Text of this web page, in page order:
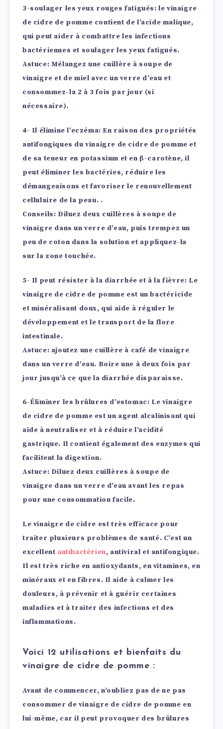
3-soulager les yeux rouges fatigués:le vinaigre
de cidre de pomme contient de l’acide malique,
qui peut aider à combattre les infections
bactériennes et soulager les yeux fatigués.
Astuce: Mélangez une cuillère à soupe de
vinaigre et de miel avec un verre d’eau et
consommez-la 2 à 3 fois par jour (si
nécessaire).
4- Il élimine l’eczéma: En raison des propriétés
antifongiques du vinaigre de cidre de pomme et
de sa teneur en potassium et en β-carotène, il
peut éliminer les bactéries, réduire les
démangeaisons et favoriser le renouvellement
cellulaire de la peau. .
Conseils: Diluez deux cuillères à soupe de
vinaigre dans un verre d’eau, puis trempez un
peu de coton dans la solution et appliquez-la
sur la zone touchée.
5- Il peut résister à la diarrhée et à la fièvre: Le
vinaigre de cidre de pomme est un bactéricide
et minéralisant doux, qui aide à réguler le
développement et le transport de la flore
intestinale.
Astuce: ajoutez une cuillère à café de vinaigre
dans un verre d’eau. Boire une à deux fois par
jour jusqu’à ce que la diarrhée disparaisse.
6-Éliminer les brûlures d’estomac: Le vinaigre
de cidre de pomme est un agent alcalinisant qui
aide à neutraliser et à réduire l’acidité
gastrique. Il contient également des enzymes qui
facilitent la digestion.
Astuce: Diluez deux cuillères à soupe de
vinaigre dans un verre d’eau avant les repas
pour une consommation facile.
Le vinaigre de cidre est très efficace pour
traiter plusieurs problèmes de santé. C’est un
excellent antibactérien, antiviral et antifongique.
Il est très riche en antioxydants, en vitamines, en
minéraux et en fibres. Il aide à calmer les
douleurs, à prévenir et à guérir certaines
maladies et à traiter des infections et des
inflammations.
Voici 12 utilisations et bienfaits du
vinaigre de cidre de pomme :
Avant de commencer, n’oubliez pas de ne pas
consommer de vinaigre de cidre de pomme en
lui-même, car il peut provoquer des brûlures